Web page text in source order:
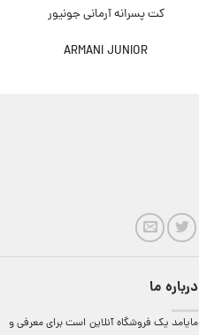
کت پسرانه آرمانی جونیور
ARMANI JUNIOR
درباره ما
مایامد يک فروشگاه آنلاين است برای معرفی و